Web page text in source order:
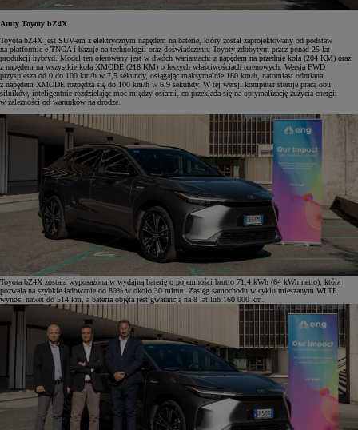
Atuty Toyoty bZ4X
Toyota bZ4X jest SUV-em z elektrycznym napędem na baterie, który został zaprojektowany od podstaw
na platformie e-TNGA i bazuje na technologii oraz doświadczeniu Toyoty zdobytym przez ponad 25 lat
produkcji hybryd. Model ten oferowany jest w dwóch wariantach: z napędem na przednie koła (204 KM) oraz
z napędem na wszystkie koła XMODE (218 KM) o leszych właściwościach terenowych. Wersja FWD
przyspiesza od 0 do 100 km/h w 7,5 sekundy, osiągając maksymalnie 160 km/h, natomiast odmiana
z napędem XMODE rozpędza się do 100 km/h w 6,9 sekundy. W tej wersji komputer steruje pracą obu
silników, inteligentnie rozdzielając moc między osiami, co przekłada się na optymalizację zużycia energii
w zależności od warunków na drodze.
Toyota bZ4X została wyposażona w wydajną baterię o pojemności brutto 71,4 kWh (64 kWh netto), która
pozwala na szybkie ładowanie do 80% w około 30 minut. Zasięg samochodu w cyklu mieszanym WLTP
wynosi nawet do 514 km, a bateria objęta jest gwarancją na 8 lat lub 160 000 km.